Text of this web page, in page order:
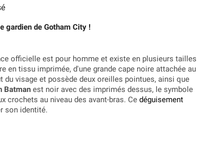
gardien de Gotham City !
officielle est pour homme et existe en plusieurs tailles
en tissu imprimée, d'une grande cape noire attachée au
du visage et possède deux oreilles pointues, ainsi que
Batman est noir avec des imprimés dessus, le symbole
crochets au niveau des avant-bras. Ce déguisement
son identité.